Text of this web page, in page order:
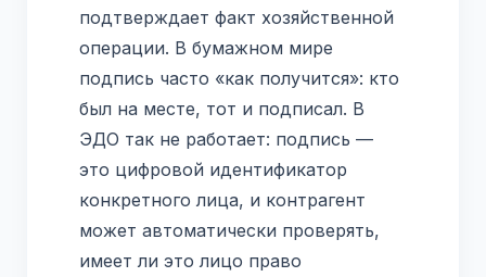
подтверждает факт хозяйственной
операции. В бумажном мире
подпись часто «как получится»: кто
был на месте, тот и подписал. В
ЭДО так не работает: подпись —
это цифровой идентификатор
конкретного лица, и контрагент
может автоматически проверять,
имеет ли это лицо право